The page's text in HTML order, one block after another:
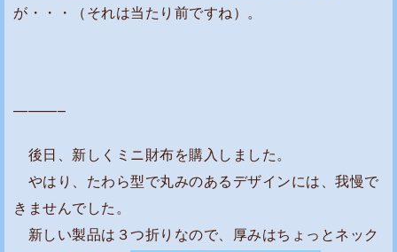
が・・・（それは当たり前ですね）。
———–
後日、新しくミニ財布を購入しました。
やはり、たわら型で丸みのあるデザインには、我慢で
きませんでした。
新しい製品は３つ折りなので、厚みはちょっとネック